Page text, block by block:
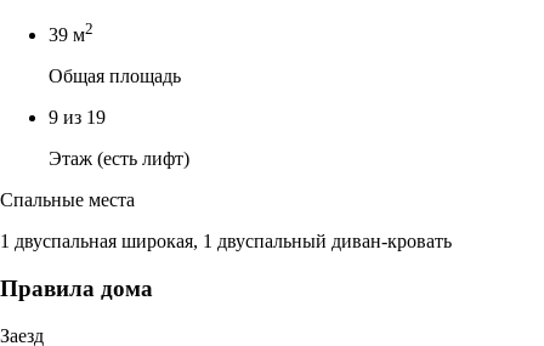
39 м2
Общая площадь
9 из 19
Этаж (есть лифт)
Спальные места
1 двуспальная широкая, 1 двуспальный диван-кровать
Правила дома
Заезд